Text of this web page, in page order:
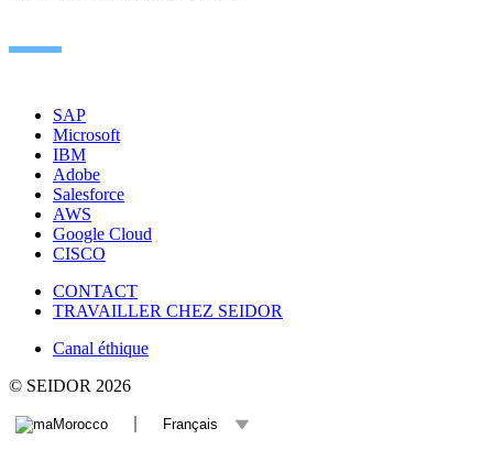
SAP
Microsoft
IBM
Adobe
Salesforce
AWS
Google Cloud
CISCO
CONTACT
TRAVAILLER CHEZ SEIDOR
Canal éthique
© SEIDOR 2026
Morocco Français